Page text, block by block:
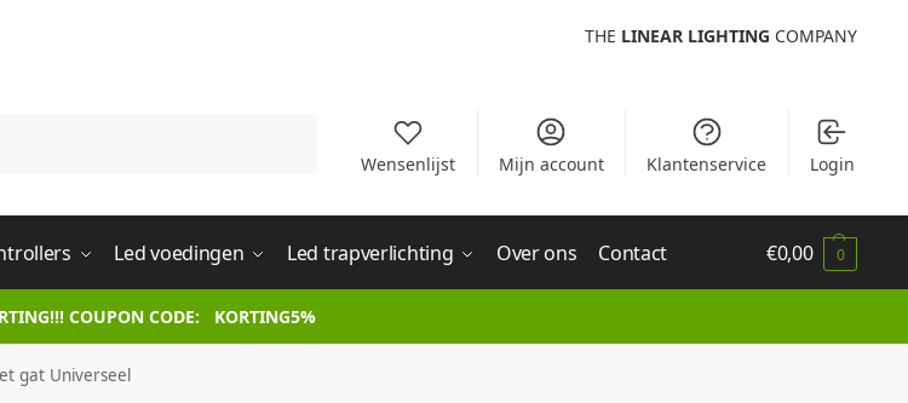
THE LINEAR LIGHTING COMPANY
Wensenlijst Mijn account Klantenservice Login
Led voedingen Led trapverlichting Over ons Contact €0,00 0
COUPON CODE: KORTING5%
gat Universeel